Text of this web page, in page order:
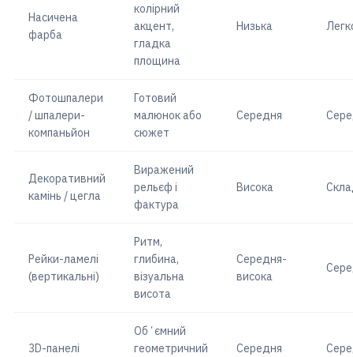
Насичена
фарба
колірний
акцент,
гладка
площина
Низька
Фотошпалери
/ шпалери-
компаньйон
Готовий
малюнок або
сюжет
Середня
Декоративний
камінь / цегла
Виражений
рельєф і
фактура
Висока
Рейки-ламелі
(вертикальні)
Ритм,
глибина,
візуальна
висота
Середня-
висока
3D-панелі
Обʼємний
геометричний
Середня